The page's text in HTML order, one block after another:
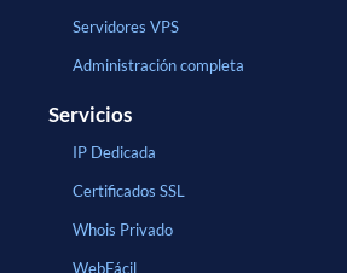
Servidores VPS
Administración completa
Servicios
IP Dedicada
Certificados SSL
Whois Privado
WebFácil